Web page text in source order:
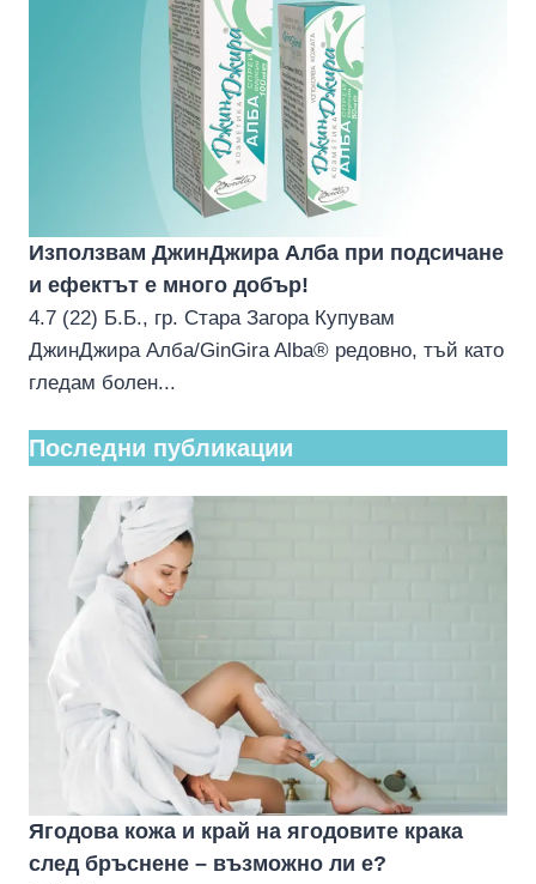
Използвам ДжинДжира Алба при подсичане
и ефектът е много добър!
4.7 (22) Б.Б., гр. Стара Загора Купувам
ДжинДжира Алба/GinGira Alba® редовно, тъй като
гледам болен...
Последни публикации
Ягодова кожа и край на ягодовите крака
след бръснене – възможно ли е?